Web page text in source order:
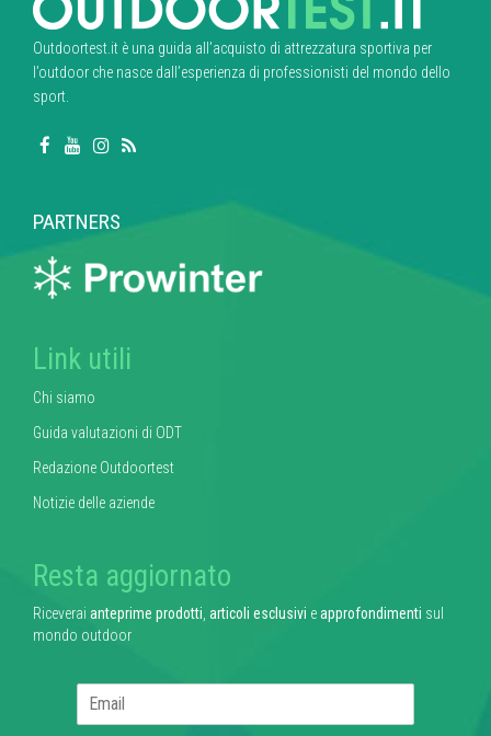
Outdoortest.it è una guida all’acquisto di attrezzatura sportiva per
l’outdoor che nasce dall’esperienza di professionisti del mondo dello
sport.
PARTNERS
Link utili
Chi siamo
Guida valutazioni di ODT
Redazione Outdoortest
Notizie delle aziende
Resta aggiornato
Riceverai anteprime prodotti articoli esclusivi eapprofondimenti sul
mondo outdoor